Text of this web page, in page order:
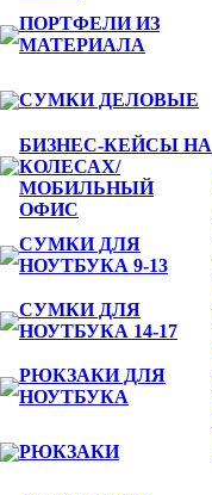
ПОРТФЕЛИ ИЗ
МАТЕРИАЛА
СУМКИ ДЕЛОВЫЕ
БИЗНЕС-КЕЙСЫ НА
КОЛЕСАХ/
МОБИЛЬНЫЙ
ОФИС
СУМКИ ДЛЯ
НОУТБУКА 9-13
СУМКИ ДЛЯ
НОУТБУКА 14-17
РЮКЗАКИ ДЛЯ
НОУТБУКА
РЮКЗАКИ